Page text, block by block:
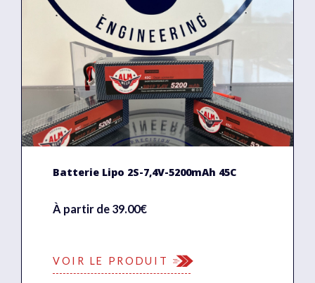
Batterie Lipo 2S-7,4V-5200mAh 45C
À partir de 39.00€
VOIR LE PRODUIT